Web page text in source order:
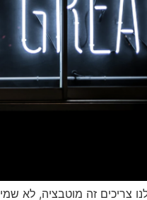
צריכים זה מוטבציה, לא